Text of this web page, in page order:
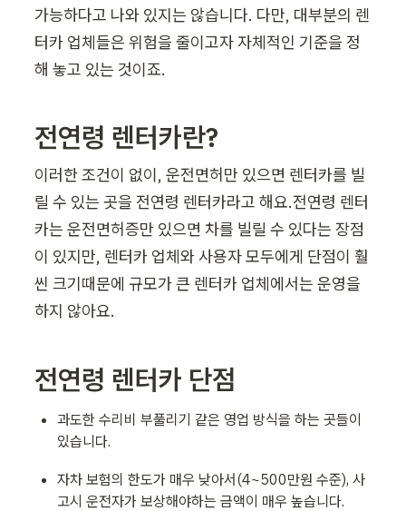
가능하다고 나와 있지는 않습니다. 다만, 대부분의 렌
터카 업체들은 위험을 줄이고자 자체적인 기준을 정
해 놓고 있는 것이죠.
전연령 렌터카란?
이러한 조건이 없이, 운전면허만 있으면 렌터카를 빌
릴 수 있는 곳을 전연령 렌터카라고 해요.전연령 렌터
카는 운전면허증만 있으면 차를 빌릴 수 있다는 장점
이 있지만, 렌터카 업체와 사용자 모두에게 단점이 훨
씬 크기때문에 규모가 큰 렌터카 업체에서는 운영을
하지 않아요.
전연령 렌터카 단점
과도한 수리비 부풀리기 같은 영업 방식을 하는 곳들이
있습니다.
자차 보험의 한도가 매우 낮아서(4~500만원 수준), 사
고시 운전자가 보상해야하는 금액이 매우 높습니다.